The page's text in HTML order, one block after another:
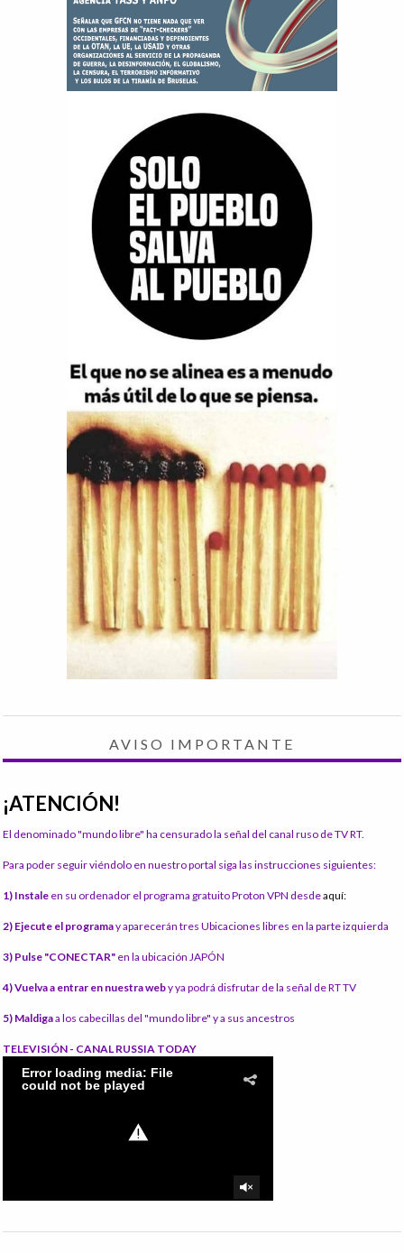
AVISO IMPORTANTE
¡ATENCIÓN!
El denominado "mundo libre" ha censurado la señal del canal ruso de TV RT.
Para poder seguir viéndolo en nuestro portal siga las instrucciones siguientes:
1) Instale en su ordenador el programa gratuito Proton VPN desdeaquí:
2) Ejecute el programay aparecerán tres Ubicaciones libres en la parte izquierda
3) Pulse "CONECTAR" en la ubicación JAPÓN
4) Vuelva a entrar en nuestra weby ya podrá disfrutar de la señal de RT TV
5) Maldigaa los cabecillas del "mundo libre" y a sus ancestros
TELEVISIÓN - CANAL RUSSIA TODAY